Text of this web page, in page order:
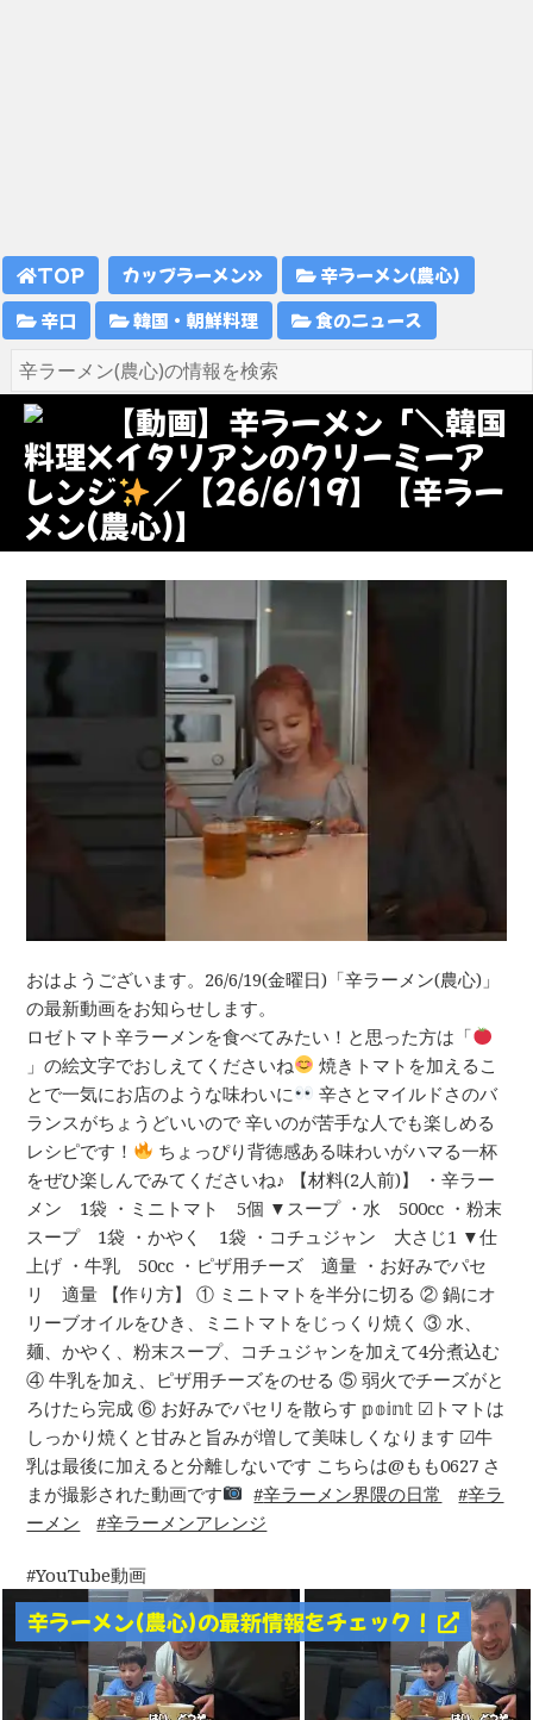
TOP カップラーメン
辛ラーメン(農心)
辛口
韓国・朝鮮料理 食のニュース
【動画】辛ラーメン「＼韓国
料理×イタリアンのクリーミーア
レンジ ／【26/6/19】【辛ラー
メン(農心)】
おはようございます。26/6/19(金曜日)「辛ラーメン(農心)」
の最新動画をお知らせします。
ロゼトマト辛ラーメンを食べてみたい！と思った方は「
」の絵文字でおしえてくださいね
焼きトマトを加えるこ
とで一気にお店のような味わいに
辛さとマイルドさのバ
ランスがちょうどいいので 辛いのが苦手な人でも楽しめる
レシピです！
ちょっぴり背徳感ある味わいがハマる一杯
をぜひ楽しんでみてくださいね♪ 【材料(2人前)】 ・辛ラー
メン 1袋 ・ミニトマト 5個 ▼スープ ・水 500cc ・粉末
スープ 1袋 ・かやく 1袋 ・コチュジャン 大さじ1 ▼仕
上げ ・牛乳 50cc ・ピザ用チーズ 適量 ・お好みでパセ
リ 適量 【作り方】 ① ミニトマトを半分に切る ② 鍋にオ
リーブオイルをひき、ミニトマトをじっくり焼く ③ 水、
麺、かやく、粉末スープ、コチュジャンを加えて4分煮込む
④ 牛乳を加え、ピザ用チーズをのせる ⑤ 弱火でチーズがと
ろけたら完成 ⑥ お好みでパセリを散らす 𝕡𝕠𝕚𝕟𝕥 ︎︎︎︎︎︎☑︎トマトは
しっかり焼くと甘みと旨みが増して美味しくなります ︎︎︎︎︎︎☑︎牛
乳は最後に加えると分離しないです こちらは@もも0627 さ
まが撮影された動画です
辛ラーメン界隈の日常
辛ラ
ーメン
辛ラーメンアレンジ
YouTube動画
辛ラーメン(農心)の最新情報をチェック！